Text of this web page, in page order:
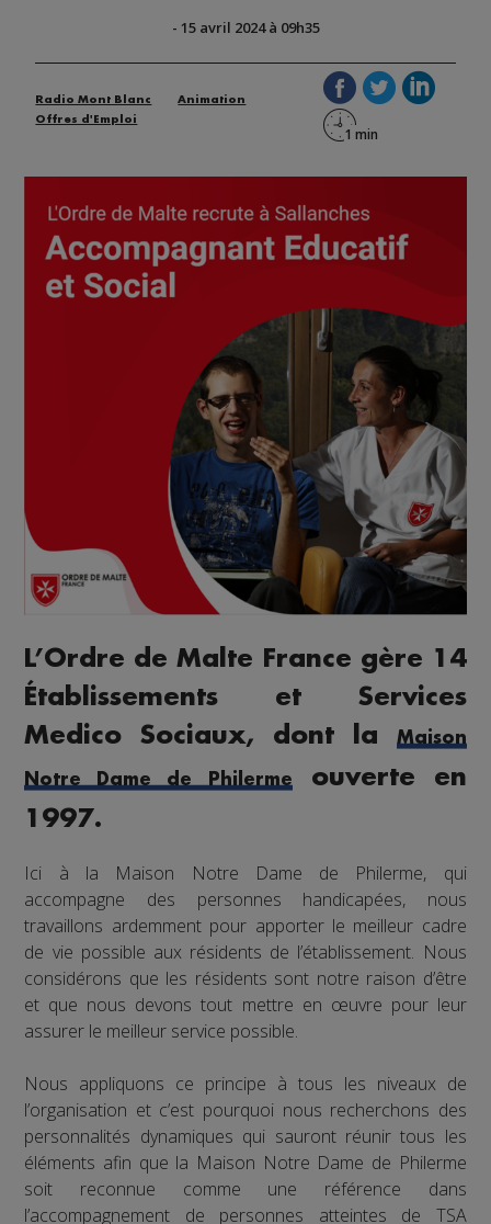
- 15 avril 2024 à 09h35
Radio Mont Blanc
Animation
Offres d'Emploi
L’Ordre de Malte France gère 14
Établissements et Services
Medico Sociaux, dont la
Maison
Notre Dame de Philerme
ouverte en
1997.
Ici à la Maison Notre Dame de Philerme, qui
accompagne des personnes handicapées, nous
travaillons ardemment pour apporter le meilleur cadre
de vie possible aux résidents de l’établissement. Nous
considérons que les résidents sont notre raison d’être
et que nous devons tout mettre en œuvre pour leur
assurer le meilleur service possible.
Nous appliquons ce principe à tous les niveaux de
l’organisation et c’est pourquoi nous recherchons des
personnalités dynamiques qui sauront réunir tous les
éléments afin que la Maison Notre Dame de Philerme
soit reconnue comme une référence dans
l’accompagnement de personnes atteintes de TSA